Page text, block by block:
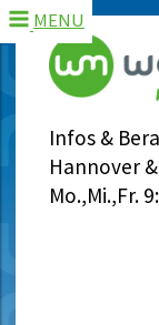
Infos &
Hannover
Mo.,Mi.,Fr.
MENU